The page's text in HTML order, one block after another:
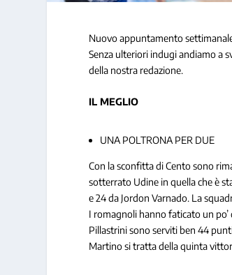
Nuovo appuntamento
Senza ulteriori indugi andiamo a
della nostra redazione.
IL MEGLIO
UNA POLTRONA PER DUE
Con la sconfitta di Cento sono
sotterrato Udine in quella che è
e 24 da Jordon Varnado. La
I romagnoli hanno faticato un po’
Pillastrini sono serviti ben 44
Martino si tratta della quinta